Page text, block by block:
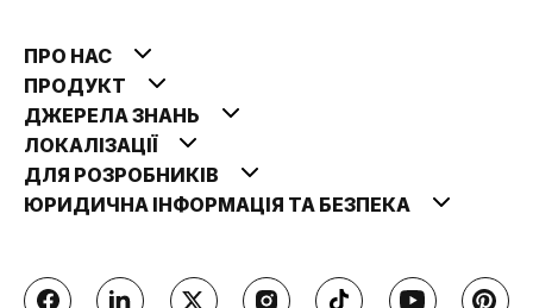
ПРО НАС
ПРОДУКТ
ДЖЕРЕЛА ЗНАНЬ
ЛОКАЛІЗАЦІЇ
ДЛЯ РОЗРОБНИКІВ
ЮРИДИЧНА ІНФОРМАЦІЯ ТА БЕЗПЕКА